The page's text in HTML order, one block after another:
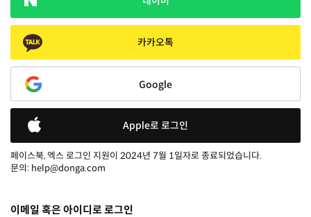
카카오톡
Google
Apple로 로그인
페이스북, 엑스 로그인 지원이 2024년 7월 1일자로 종료되었습니다.
문의: help@donga.com
이메일 혹은 아이디로 로그인